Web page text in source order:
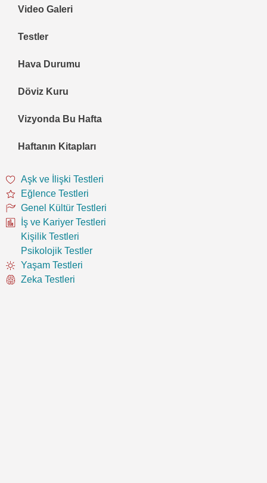
Video Galeri
Testler
Hava Durumu
Döviz Kuru
Vizyonda Bu Hafta
Haftanın Kitapları
Aşk ve İlişki Testleri
Eğlence Testleri
Genel Kültür Testleri
İş ve Kariyer Testleri
Kişilik Testleri
Psikolojik Testler
Yaşam Testleri
Zeka Testleri